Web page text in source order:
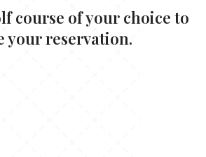
course of your choice to
your reservation.